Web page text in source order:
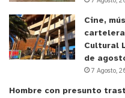
apoyando proyectos
desarrollo cultural, la
contribuyen también
comunidades.
Cine,
Cultural
de
7 Agosto,
Hombre con presunto